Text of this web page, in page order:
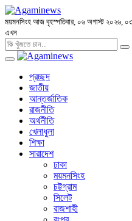
ময়মনসিংহ আজ বৃহস্পতিবার, ০৬ অগাস্ট ২০২৬,
এখন
প্রচ্ছদ
জাতীয়
আন্তর্জাতিক
রাজনীতি
অর্থনীতি
খেলাধুলা
শিক্ষা
সারাদেশ
ঢাকা
ময়মনসিংহ
চট্টগ্রাম
সিলেট
রাজশাহী